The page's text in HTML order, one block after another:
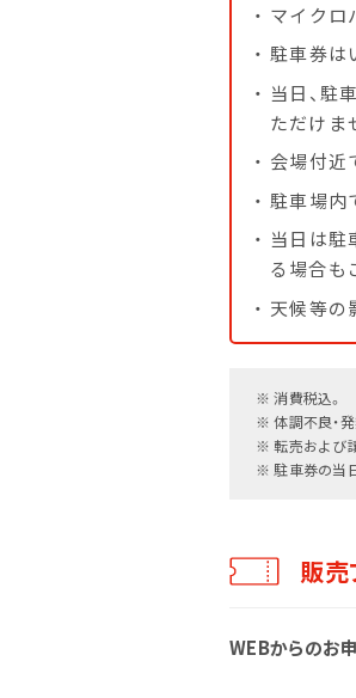
マイクロ
駐車券は
当日、駐
ただけま
会場付近
駐車場内
当日は駐
る場合も
天候等の
消費税込。
体調不良・
転売および
駐車券の当
販売
WEBからのお